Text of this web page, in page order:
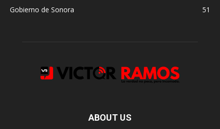
Gobierno de Sonora
51
ABOUT US